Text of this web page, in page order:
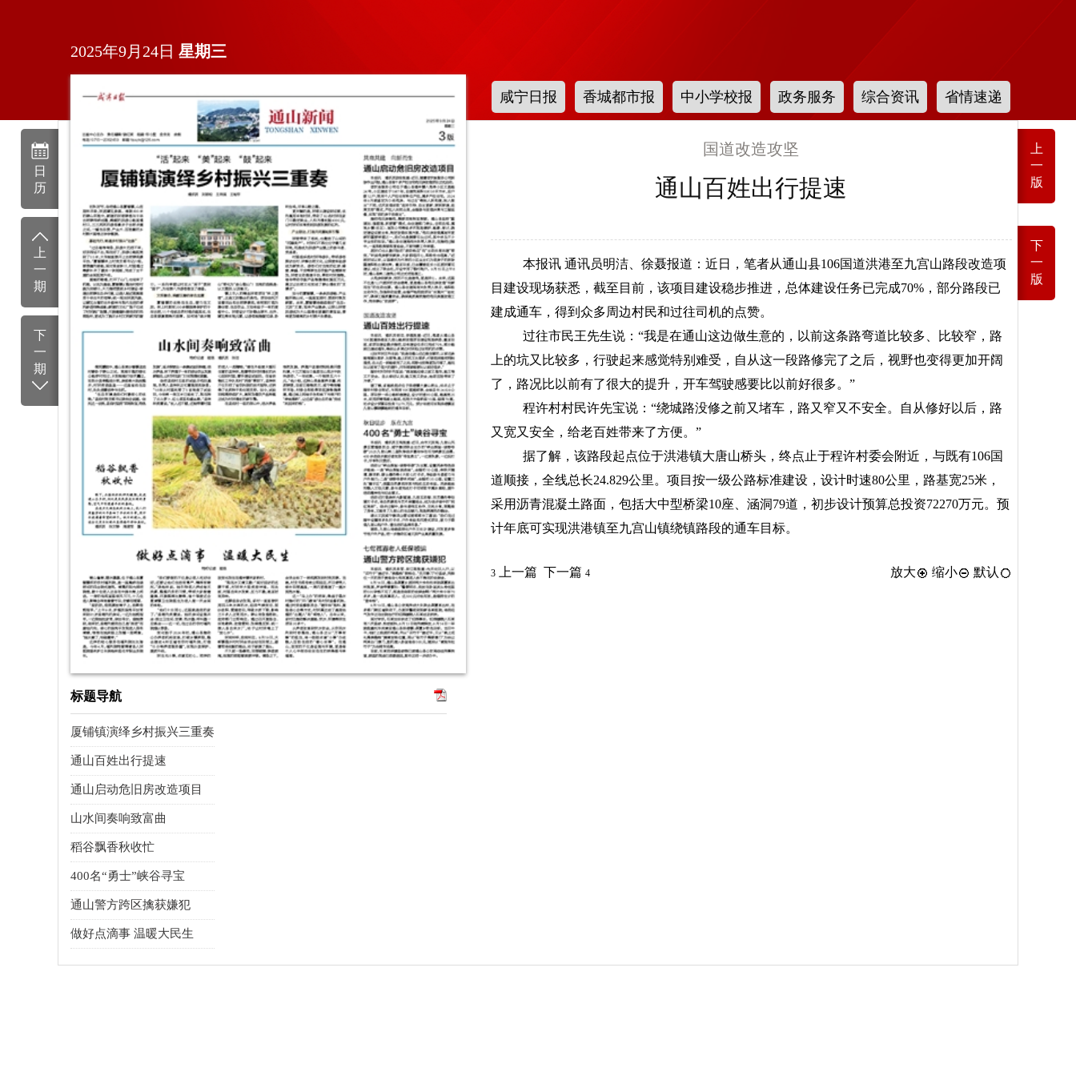
2025年9月24日 星期三
标题导航
厦铺镇演绎乡村振兴三重奏
通山百姓出行提速
通山启动危旧房改造项目
山水间奏响致富曲
稻谷飘香秋收忙
400名“勇士”峡谷寻宝
通山警方跨区擒获嫌犯
做好点滴事 温暖大民生
日
历
上
一
期
下
一
期
咸宁日报 香城都市报 中小学校报 政务服务 综合资讯 省情速递
上
一
版
下
一
版
国道改造攻坚
通山百姓出行提速
本报讯 通讯员明洁、徐聂报道：近日，笔者从通山县106国道洪港至九宫山路段改造项
目建设现场获悉，截至目前，该项目建设稳步推进，总体建设任务已完成70%，部分路段已
建成通车，得到众多周边村民和过往司机的点赞。
过往市民王先生说：“我是在通山这边做生意的，以前这条路弯道比较多、比较窄，路
上的坑又比较多，行驶起来感觉特别难受，自从这一段路修完了之后，视野也变得更加开阔
了，路况比以前有了很大的提升，开车驾驶感要比以前好很多。”
程许村村民许先宝说：“绕城路没修之前又堵车，路又窄又不安全。自从修好以后，路
又宽又安全，给老百姓带来了方便。”
据了解，该路段起点位于洪港镇大唐山桥头，终点止于程许村委会附近，与既有106国
道顺接，全线总长24.829公里。项目按一级公路标准建设，设计时速80公里，路基宽25米，
采用沥青混凝土路面，包括大中型桥梁10座、涵洞79道，初步设计预算总投资72270万元。预
计年底可实现洪港镇至九宫山镇绕镇路段的通车目标。
3上一篇 下一篇 4 放大 缩小 默认